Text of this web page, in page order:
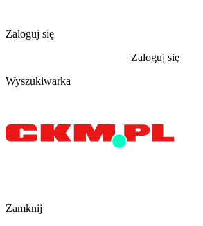
Zaloguj się
Zaloguj się
Wyszukiwarka
Zamknij